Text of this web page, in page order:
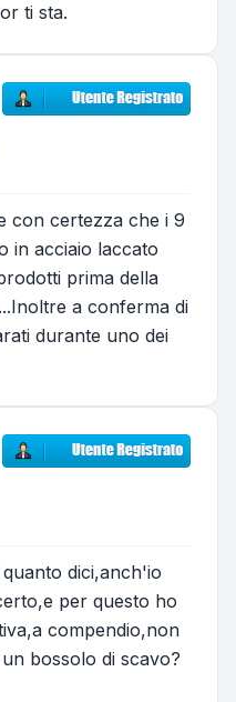
ti sta.
con certezza che i 9
in acciaio laccato
prima della
a conferma di
durante uno dei
dici,anch'io
per questo ho
compendio,non
bossolo di scavo?